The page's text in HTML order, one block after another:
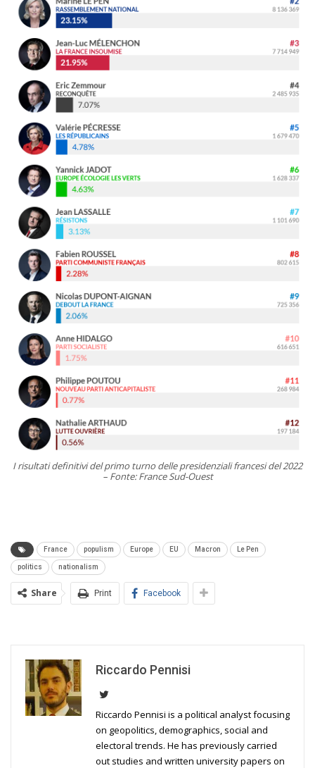
I risultati definitivi del primo turno delle presidenziali francesi del 2022
– Fonte: France Sud-Ouest
France populism Europe EU Macron Le Pen
politics nationalism
Share Print Facebook
Riccardo Pennisi
Riccardo Pennisi is a political analyst focusing
on geopolitics, demographics, social and
electoral trends. He has previously carried
out studies and written university papers on